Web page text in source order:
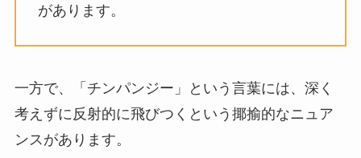
があります。
一方で、「チンパンジー」という言葉には、深く
考えずに反射的に飛びつくという揶揄的なニュア
ンスがあります。